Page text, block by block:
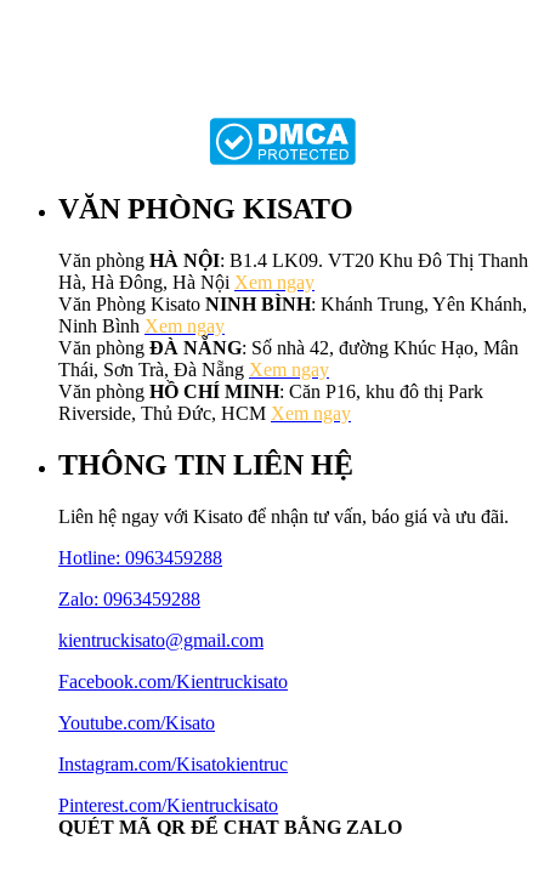
VĂN PHÒNG KISATO
Văn phòng HÀ NỘI: B1.4 LK09. VT20 Khu Đô Thị Thanh
Hà, Hà Đông, Hà Nội Xem ngay
Văn Phòng Kisato NINH BÌNH: Khánh Trung, Yên Khánh,
Ninh Bình Xem ngay
Văn phòng ĐÀ NẴNG: Số nhà 42, đường Khúc Hạo, Mân
Thái, Sơn Trà, Đà Nẵng Xem ngay
Văn phòng HỒ CHÍ MINH: Căn P16, khu đô thị Park
Riverside, Thủ Đức, HCM Xem ngay
THÔNG TIN LIÊN HỆ
Liên hệ ngay với Kisato để nhận tư vấn, báo giá và ưu đãi.
Hotline: 0963459288
Zalo: 0963459288
kientruckisato@gmail.com
Facebook.com/Kientruckisato
Youtube.com/Kisato
Instagram.com/Kisatokientruc
Pinterest.com/Kientruckisato
QUÉT MÃ QR ĐỂ CHAT BẰNG ZALO